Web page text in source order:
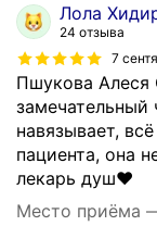
Лола
24 отзыва
7
Пшукова Алеся
замечательный
навязывает,
пациента, она
лекарь душ❤️
Место приёма